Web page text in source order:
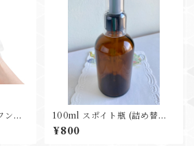
ンシ
100ml スポイト瓶 (詰め替え
用---空瓶)
¥800